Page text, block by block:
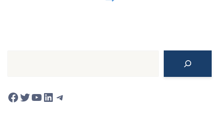
Facebook
Twitter
YouTube
LinkedIn
Telegram